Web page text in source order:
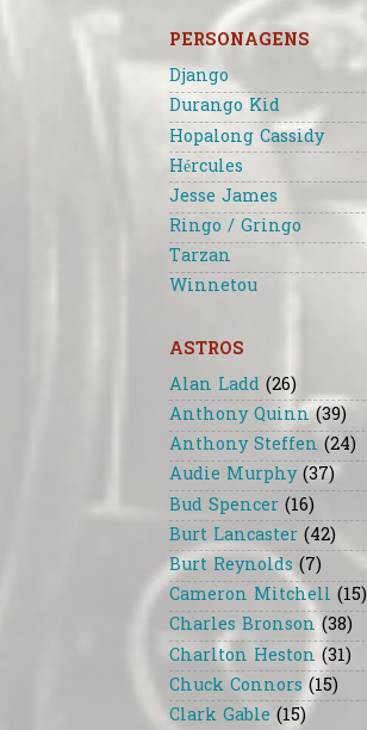
PERSONAGENS
Django
Durango Kid
Hopalong Cassidy
Hércules
Jesse James
Ringo / Gringo
Tarzan
Winnetou
ASTROS
Alan Ladd (26)
Anthony Quinn (39)
Anthony Steffen (24)
Audie Murphy (37)
Bud Spencer (16)
Burt Lancaster (42)
Burt Reynolds (7)
Cameron Mitchell (15)
Charles Bronson (38)
Charlton Heston (31)
Chuck Connors (15)
Clark Gable (15)